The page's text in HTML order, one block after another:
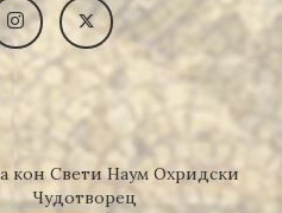
кон Свети Наум Охридски
Чудотворец